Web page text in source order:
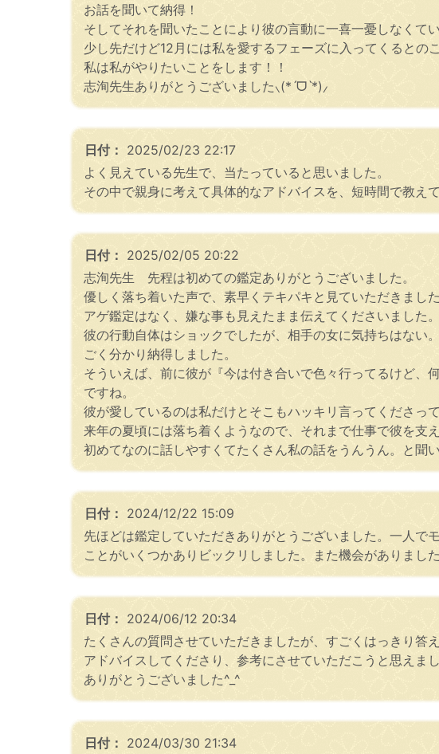
お話を聞いて納得！
そしてそれを聞いたことにより彼の言動に一喜一憂しなくて
少し先だけど12月には私を愛するフェーズに入ってくるとの
私は私がやりたいことをします！！
志洵先生ありがとうございました⸜(*ˊᗜˋ*)⸝
日付： 2025/02/23 22:17
よく見えている先生で、当たっていると思いました。
その中で親身に考えて具体的なアドバイスを、短時間で教え
日付： 2025/02/05 20:22
志洵先生 先程は初めての鑑定ありがとうございました。
優しく落ち着いた声で、素早くテキパキと見ていただきまし
アゲ鑑定はなく、嫌な事も見えたまま伝えてくださいました。
彼の行動自体はショックでしたが、相手の女に気持ちはない
ごく分かり納得しました。
そういえば、前に彼が『今は付き合いで色々行ってるけど
ですね。
彼が愛しているのは私だけとそこもハッキリ言ってくださっ
来年の夏頃には落ち着くようなので、それまで仕事で彼を支
初めてなのに話しやすくてたくさん私の話をうんうん。と
日付： 2024/12/22 15:09
先ほどは鑑定していただきありがとうございました。一人で
ことがいくつかありビックリしました。また機会がありまし
日付： 2024/06/12 20:34
たくさんの質問させていただきましたが、すごくはっきり答
アドバイスしてくださり、参考にさせていただこうと思えま
ありがとうございました^_^
日付： 2024/03/30 21:34